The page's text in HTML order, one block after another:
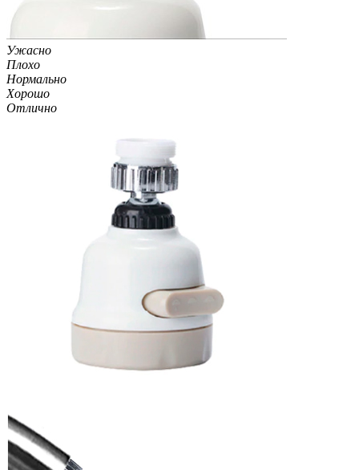
Ужасно
Плохо
Нормально
Хорошо
Отлично